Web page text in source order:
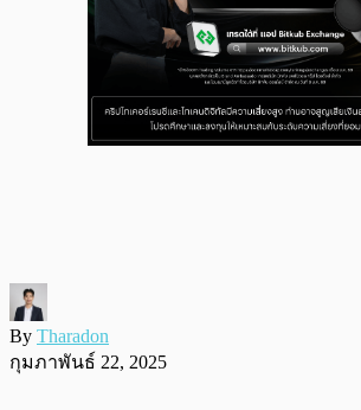
By Tharadon
กุมภาพันธ์ 22, 2025